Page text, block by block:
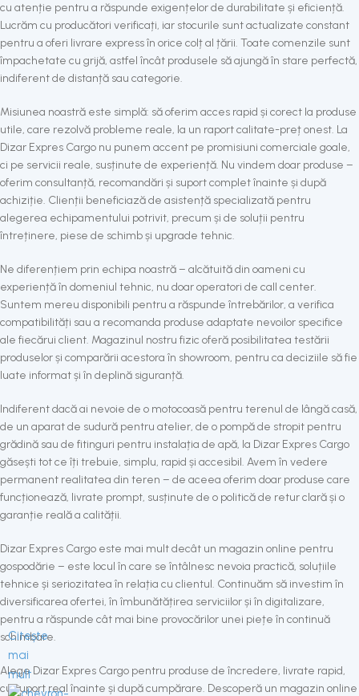
cu atenție pentru a răspunde exigențelor de durabilitate și eficiență.
Lucrăm cu producători verificați, iar stocurile sunt actualizate constant
pentru a oferi livrare express în orice colț al țării. Toate comenzile sunt
împachetate cu grijă, astfel încât produsele să ajungă în stare perfectă,
indiferent de distanță sau categorie.
Misiunea noastră este simplă: să oferim acces rapid și corect la produse
utile, care rezolvă probleme reale, la un raport calitate-preț onest. La
Dizar Expres Cargo nu punem accent pe promisiuni comerciale goale,
ci pe servicii reale, susținute de experiență. Nu vindem doar produse –
oferim consultanță, recomandări și suport complet înainte și după
achiziție. Clienții beneficiază de asistență specializată pentru
alegerea echipamentului potrivit, precum și de soluții pentru
întreținere, piese de schimb și upgrade tehnic.
Ne diferențiem prin echipa noastră – alcătuită din oameni cu
experiență în domeniul tehnic, nu doar operatori de call center.
Suntem mereu disponibili pentru a răspunde întrebărilor, a verifica
compatibilități sau a recomanda produse adaptate nevoilor specifice
ale fiecărui client. Magazinul nostru fizic oferă posibilitatea testării
produselor și comparării acestora în showroom, pentru ca deciziile să fie
luate informat și în deplină siguranță.
Indiferent dacă ai nevoie de o motocoasă pentru terenul de lângă casă,
de un aparat de sudură pentru atelier, de o pompă de stropit pentru
grădină sau de fitinguri pentru instalația de apă, la Dizar Expres Cargo
găsești tot ce îți trebuie, simplu, rapid și accesibil. Avem în vedere
permanent realitatea din teren – de aceea oferim doar produse care
funcționează, livrate prompt, susținute de o politică de retur clară și o
garanție reală a calității.
Dizar Expres Cargo este mai mult decât un magazin online pentru
gospodărie – este locul în care se întâlnesc nevoia practică, soluțiile
tehnice și seriozitatea în relația cu clientul. Continuăm să investim în
diversificarea ofertei, în îmbunătățirea serviciilor și în digitalizare,
pentru a răspunde cât mai bine provocărilor unei piețe în continuă
schimbare.
Alege Dizar Expres Cargo pentru produse de încredere, livrate rapid,
cu suport real înainte și după cumpărare. Descoperă un magazin online
Citește
mai
mult